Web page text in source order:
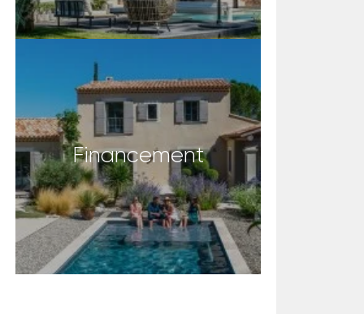
Financement